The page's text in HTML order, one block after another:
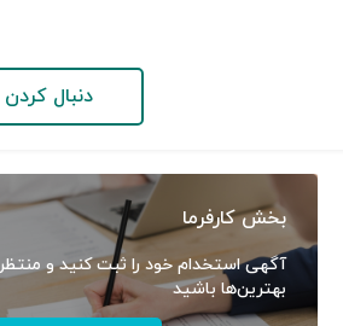
دنبال کردن
بخش کارفرما
آگهی استخدام خود را ثبت کنید و منتظر
بهترین‌ها باشید